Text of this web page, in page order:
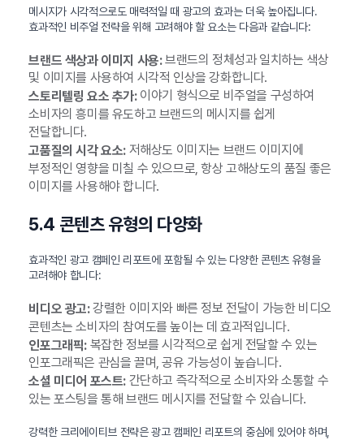
메시지가 시각적으로도 매력적일 때 광고의 효과는 더욱 높아집니다.
효과적인 비주얼 전략을 위해 고려해야 할 요소는 다음과 같습니다:
브랜드 색상과 이미지 사용:브랜드의 정체성과 일치하는 색상
및 이미지를 사용하여 시각적 인상을 강화합니다.
스토리텔링 요소 추가:이야기 형식으로 비주얼을 구성하여
소비자의 흥미를 유도하고 브랜드의 메시지를 쉽게
전달합니다.
고품질의 시각 요소:저해상도 이미지는 브랜드 이미지에
부정적인 영향을 미칠 수 있으므로, 항상 고해상도의 품질 좋은
이미지를 사용해야 합니다.
5.4 콘텐츠 유형의 다양화
효과적인 광고 캠페인 리포트에 포함될 수 있는 다양한 콘텐츠 유형을
고려해야 합니다:
비디오 광고:강렬한 이미지와 빠른 정보 전달이 가능한 비디오
콘텐츠는 소비자의 참여도를 높이는 데 효과적입니다.
인포그래픽:복잡한 정보를 시각적으로 쉽게 전달할 수 있는
인포그래픽은 관심을 끌며, 공유 가능성이 높습니다.
소셜 미디어 포스트:간단하고 즉각적으로 소비자와 소통할 수
있는 포스팅을 통해 브랜드 메시지를 전달할 수 있습니다.
강력한 크리에이티브 전략은 광고 캠페인 리포트의 중심에 있어야 하며,